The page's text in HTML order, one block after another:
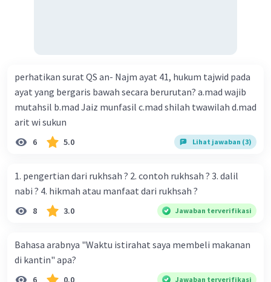
perhatikan surat QS an- Najm ayat 41, hukum tajwid pada
ayat yang bergaris bawah secara berurutan? a.mad wajib
mutahsil b.mad Jaiz munfasil c.mad shilah twawilah d.mad
arit wi sukun
6 5.0 Lihat jawaban (3)
1. pengertian dari rukhsah ? 2. contoh rukhsah ? 3. dalil
nabi ? 4. hikmah atau manfaat dari rukhsah ?
8 3.0 Jawaban terverifikasi
Bahasa arabnya "Waktu istirahat saya membeli makanan
di kantin" apa?
6 0.0 Jawaban terverifikasi